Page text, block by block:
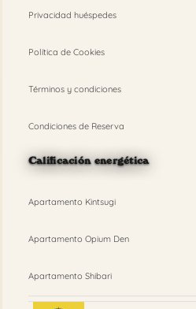
Privacidad huéspedes
Política de Cookies
Términos y condiciones
Condiciones de Reserva
Calificación energética
Apartamento Kintsugi
Apartamento Opium Den
Apartamento Shibari